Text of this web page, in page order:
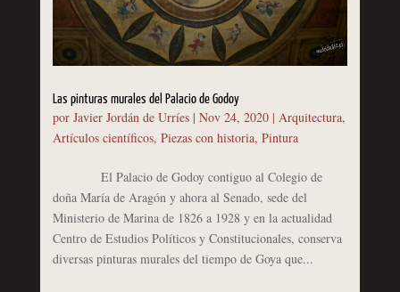
Las pinturas murales del Palacio de Godoy
por Javier Jordán de Urríes| Nov 24, 2020| Arquitectura,
Artículos científicos, Piezas con historia, Pintura
El Palacio de Godoy contiguo al Colegio de
doña María de Aragón y ahora al Senado, sede del
Ministerio de Marina de 1826 a 1928 y en la actualidad
Centro de Estudios Políticos y Constitucionales, conserva
diversas pinturas murales del tiempo de Goya que...